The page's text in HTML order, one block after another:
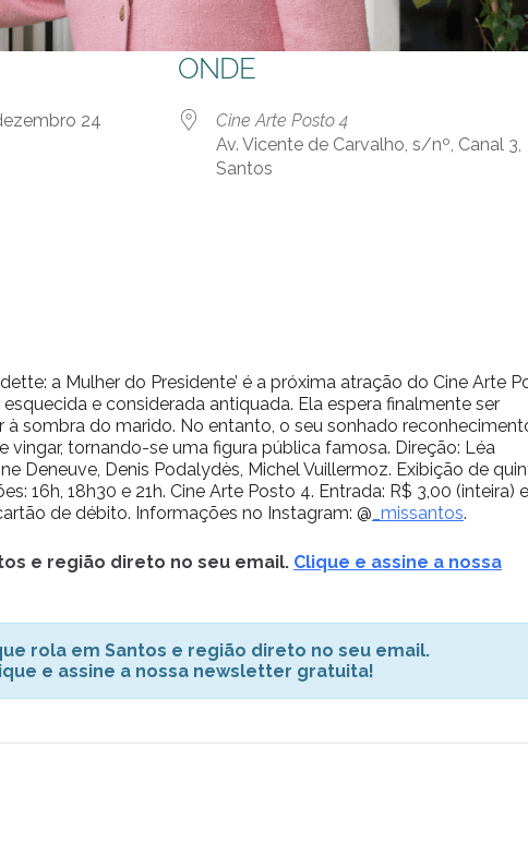
24
ONDE
Cine Arte Posto 4
Av. Vicente de Carvalho, s/nº, Canal 3,
Santos
a Mulher do Presidente’ é a próxima atração do Cine Arte
e considerada antiquada. Ela espera finalmente ser
à sombra do marido. No entanto, o seu sonhado
vingar, tornando-se uma figura pública famosa. Direção: Léa
Deneuve, Denis Podalydès, Michel Vuillermoz. Exibição de
16h, 18h30 e 21h. Cine Arte Posto 4. Entrada: R$ 3,00 (inteira) e
de débito. Informações no Instagram: @ _missantos.
e região direto no seu email. Clique e assine a nossa
rola em Santos e região direto no seu email.
e assine a nossa newsletter gratuita!